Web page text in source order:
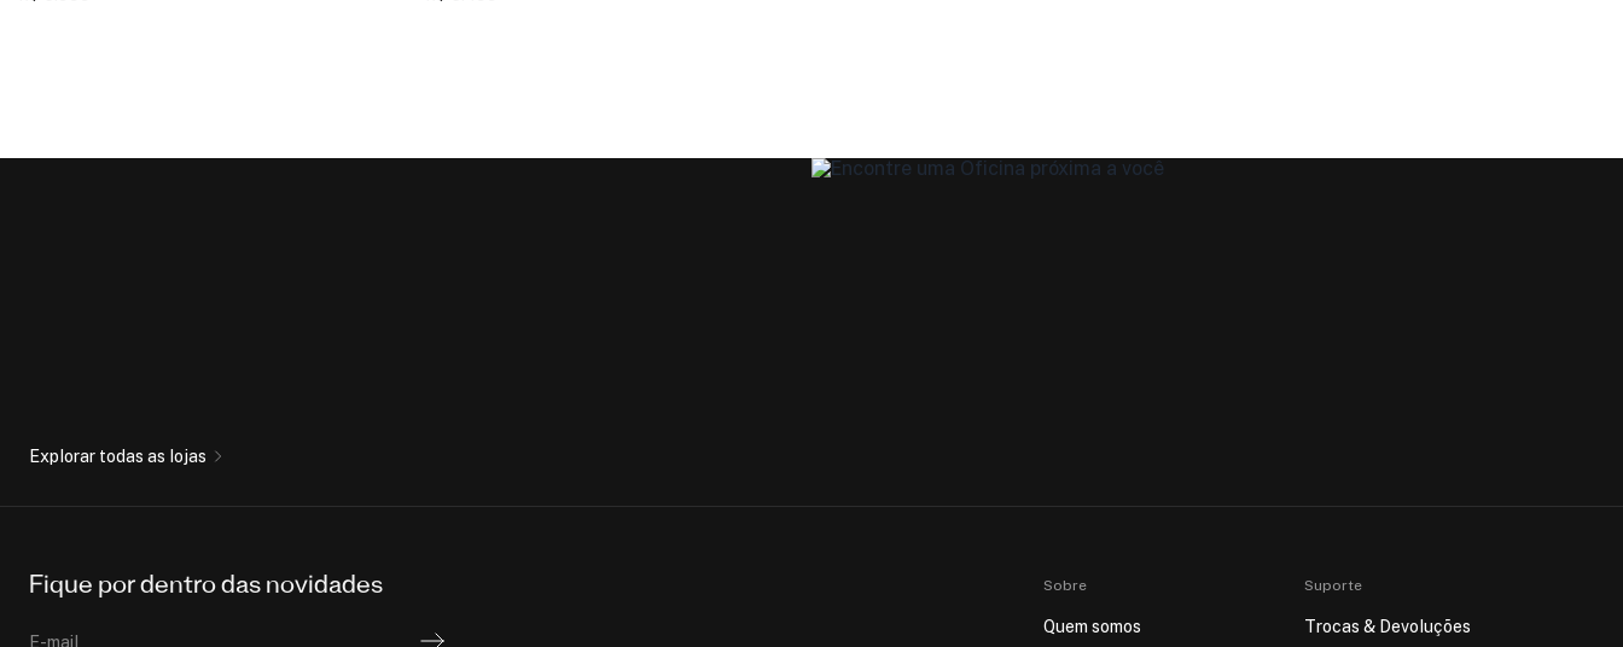
Explorar todas as lojas
Fique por dentro das novidades
E-mail
Sobre
Quem somos
Suporte
Trocas & Devoluções